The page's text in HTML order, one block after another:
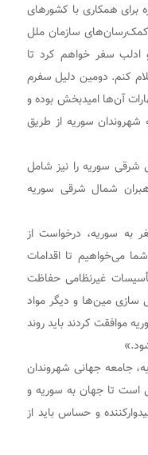
برای همکاری با کشورهای
کمک‌رسان‌های سازمان ملل
ادلب سفر خواهم کرد تا
کنم. دومین دلیل سفرم
آن‌ها امیدبخش بوده و
سوریه از طریق
سوریه را نیز شامل
شمال شرقی سوریه
به سوریه، درخواست از
می‌خواهیم تا اقدامات
غیرنظامی حفاظت
سازی مین‌ها و دیگر مواد
موافقت کردند باید روند
جامعه جهانی شهروندان
است تا جهان به سوریه و
و حساس باید از